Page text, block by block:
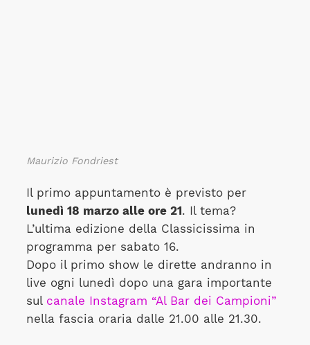
Maurizio Fondriest
Il primo appuntamento è previsto per
lunedì 18 marzo alle ore 21. Il tema?
L’ultima edizione della Classicissima in
programma per sabato 16.
Dopo il primo show le dirette andranno in
live ogni lunedì dopo una gara importante
sul canale Instagram “Al Bar dei Campioni”
nella fascia oraria dalle 21.00 alle 21.30.